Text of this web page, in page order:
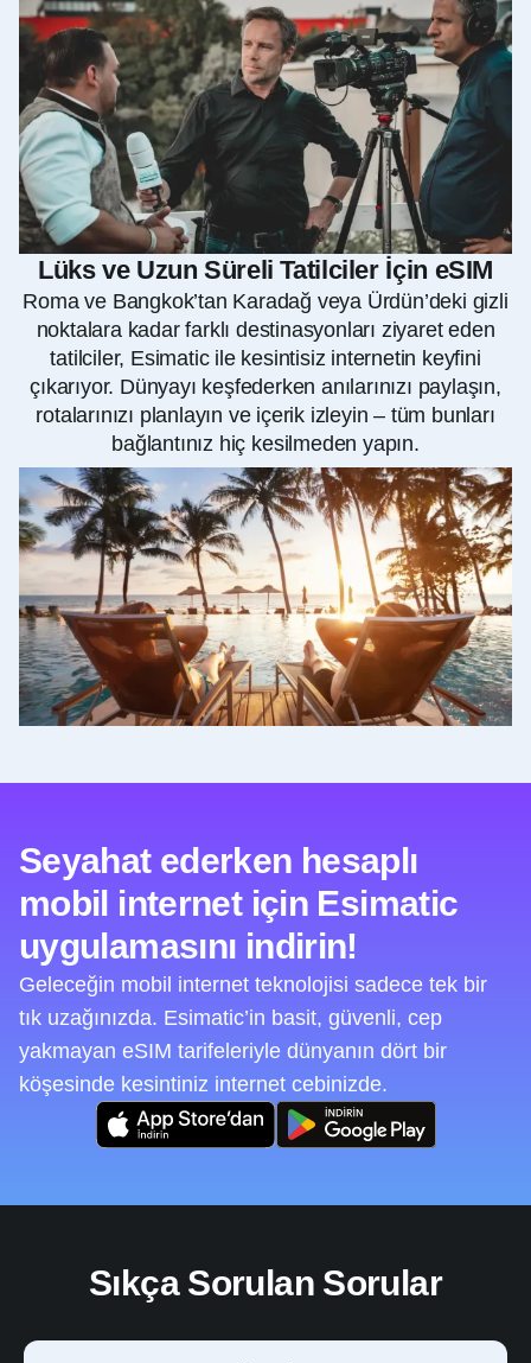
Lüks ve Uzun Süreli Tatilciler İçin eSIM
Roma ve Bangkok’tan Karadağ veya Ürdün’deki gizli
noktalara kadar farklı destinasyonları ziyaret eden
tatilciler, Esimatic ile kesintisiz internetin keyfini
çıkarıyor. Dünyayı keşfederken anılarınızı paylaşın,
rotalarınızı planlayın ve içerik izleyin – tüm bunları
bağlantınız hiç kesilmeden yapın.
Seyahat ederken hesaplı
mobil internet için Esimatic
uygulamasını indirin!
Geleceğin mobil internet teknolojisi sadece tek bir
tık uzağınızda. Esimatic’in basit, güvenli, cep
yakmayan eSIM tarifeleriyle dünyanın dört bir
köşesinde kesintiniz internet cebinizde.
Sıkça Sorulan Sorular